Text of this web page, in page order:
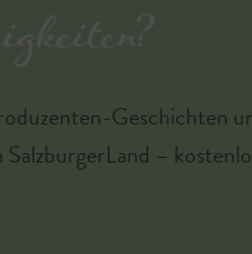
Geschichten
–